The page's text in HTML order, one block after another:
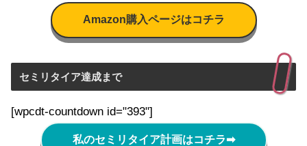
Amazon購入ページはコチラ
セミリタイア達成まで
[wpcdt-countdown id="393"]
私のセミリタイア計画はコチラ➡